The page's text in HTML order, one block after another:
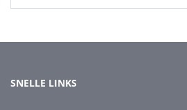
SNELLE LINKS